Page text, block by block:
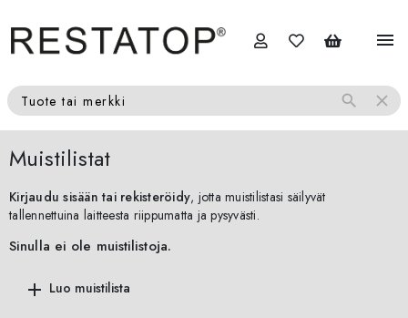
menu
Tuote tai merkki search close
Muistilistat
Kirjaudu sisään tai rekisteröidy, jotta muistilistasi säilyvät
tallennettuina laitteesta riippumatta ja pysyvästi.
Sinulla ei ole muistilistoja.
add Luo muistilista